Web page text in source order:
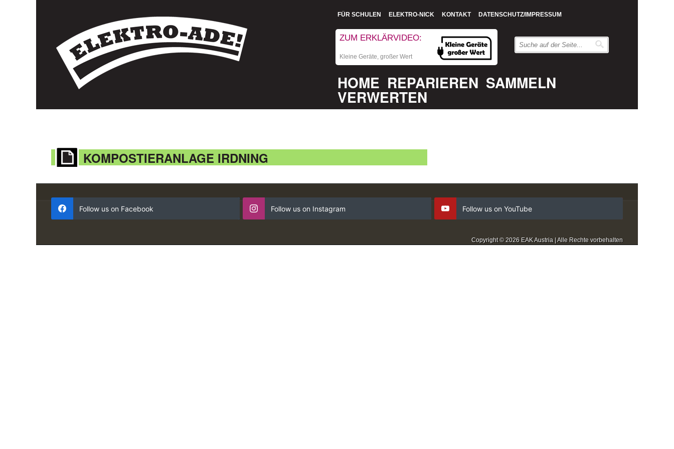
FÜR SCHULEN ELEKTRO-NICK KONTAKT DATENSCHUTZ/IMPRESSUM
ZUM ERKLÄRVIDEO:
Kleine Geräte, großer Wert
HOME REPARIEREN SAMMELN
VERWERTEN
KOMPOSTIERANLAGE IRDNING
Follow us on Facebook Follow us on Instagram Follow us on YouTube
Copyright © 2026 EAK Austria | Alle Rechte vorbehalten